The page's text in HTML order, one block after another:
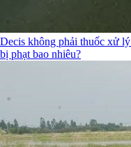
Decis không phải thuốc xử
bị phạt bao nhiêu?